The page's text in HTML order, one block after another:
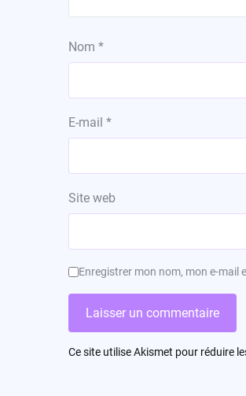
Nom *
E-mail *
Site web
Enregistrer mon nom, mon e-
Ce site utilise Akismet pour réduire